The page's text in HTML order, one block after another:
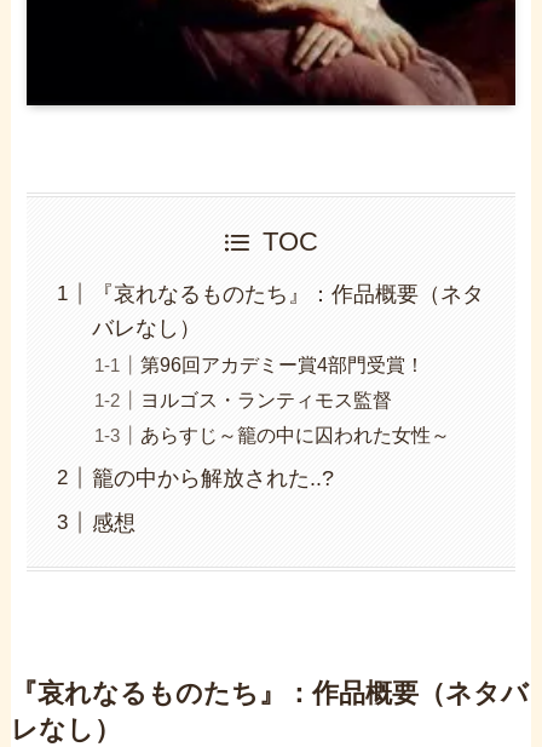
TOC
『哀れなるものたち』：作品概要（ネタ
バレなし）
第96回アカデミー賞4部門受賞！
ヨルゴス・ランティモス監督
あらすじ～籠の中に囚われた女性～
籠の中から解放された..?
感想
『哀れなるものたち』：作品概要（ネタバ
レなし）